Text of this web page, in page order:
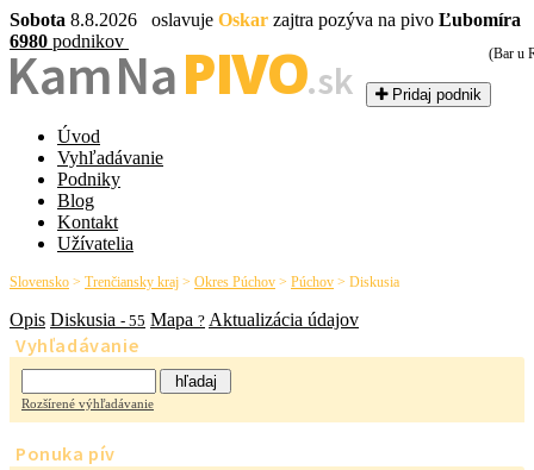
Sobota 8.8.2026 oslavuje Oskar zajtra pozýva na pivo Ľubomíra
6980 podnikov
Kam NaPIVO.sk Pridaj podnik
Úvod
Vyhľadávanie
Podniky
Blog
Kontakt
Užívatelia
Slovensko > Trenčiansky kraj > Okres Púchov > Púchov > Diskusia
Opis Diskusia - 55 Mapa ? Aktualizácia údajov
Vyhľadávanie
Rozšírené výhľadávanie
Ponuka pív
(Bar u